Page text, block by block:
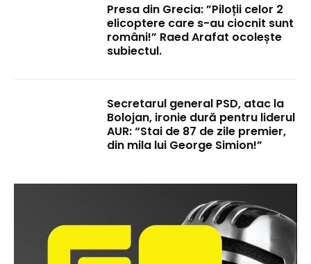
Presa din Grecia: ”Piloții celor 2
elicoptere care s-au ciocnit sunt
români!” Raed Arafat ocolește
subiectul.
Secretarul general PSD, atac la
Bolojan, ironie dură pentru liderul
AUR: “Stai de 87 de zile premier,
din mila lui George Simion!”